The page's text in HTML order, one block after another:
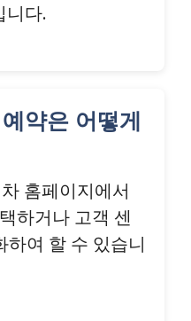
니다.
약은 어떻게
홈페이지에서
하거나 고객 센
하여 할 수 있습니